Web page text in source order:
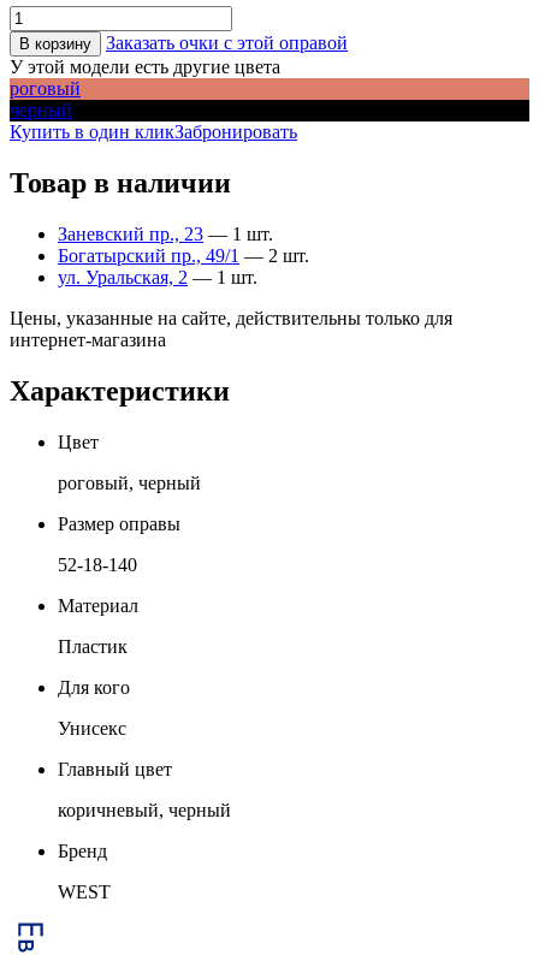
В корзину
Заказать очки с этой оправой
У этой модели есть другие цвета
роговый
черный
Купить в один кликЗабронировать
Товар в наличии
Заневский пр., 23 — 1 шт.
Богатырский пр., 49/1 — 2 шт.
ул. Уральская, 2 — 1 шт.
Цены, указанные на сайте, действительны только для
интернет-магазина
Характеристики
Цвет
роговый, черный
Размер оправы
52-18-140
Материал
Пластик
Для кого
Унисекс
Главный цвет
коричневый, черный
Бренд
WEST